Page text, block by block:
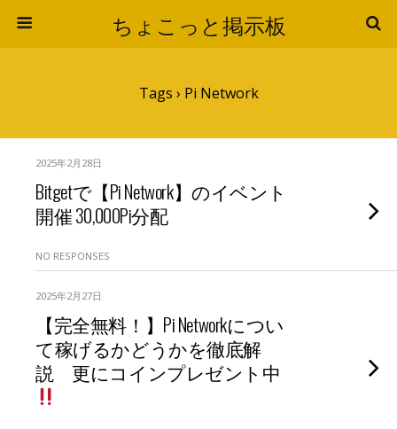
ちょこっと掲示板
Tags › Pi Network
2025年2月28日
Bitgetで【Pi Network】のイベント
開催 30,000Pi分配
NO RESPONSES
2025年2月27日
【完全無料！】Pi Networkについ
て稼げるかどうかを徹底解
説 更にコインプレゼント中